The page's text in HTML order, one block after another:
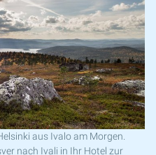
aus Ivalo am Morgen.
nach Ivali in Ihr Hotel zur